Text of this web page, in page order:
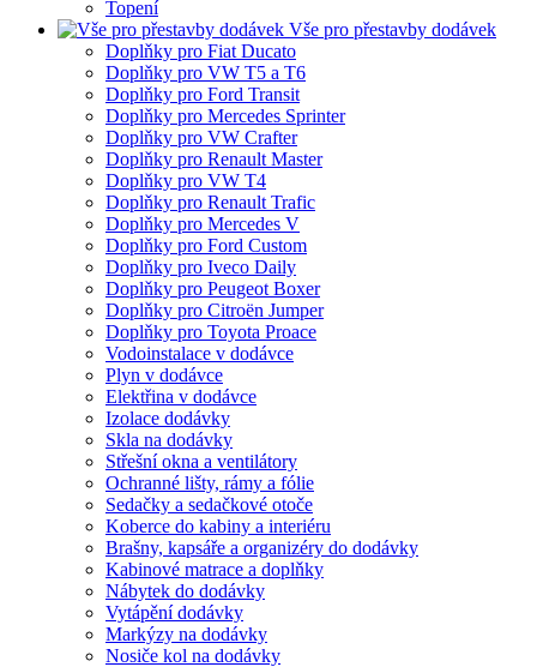
Topení
Vše pro přestavby dodávek
Doplňky pro Fiat Ducato
Doplňky pro VW T5 a T6
Doplňky pro Ford Transit
Doplňky pro Mercedes Sprinter
Doplňky pro VW Crafter
Doplňky pro Renault Master
Doplňky pro VW T4
Doplňky pro Renault Trafic
Doplňky pro Mercedes V
Doplňky pro Ford Custom
Doplňky pro Iveco Daily
Doplňky pro Peugeot Boxer
Doplňky pro Citroën Jumper
Doplňky pro Toyota Proace
Vodoinstalace v dodávce
Plyn v dodávce
Elektřina v dodávce
Izolace dodávky
Skla na dodávky
Střešní okna a ventilátory
Ochranné lišty, rámy a fólie
Sedačky a sedačkové otoče
Koberce do kabiny a interiéru
Brašny, kapsáře a organizéry do dodávky
Kabinové matrace a doplňky
Nábytek do dodávky
Vytápění dodávky
Markýzy na dodávky
Nosiče kol na dodávky